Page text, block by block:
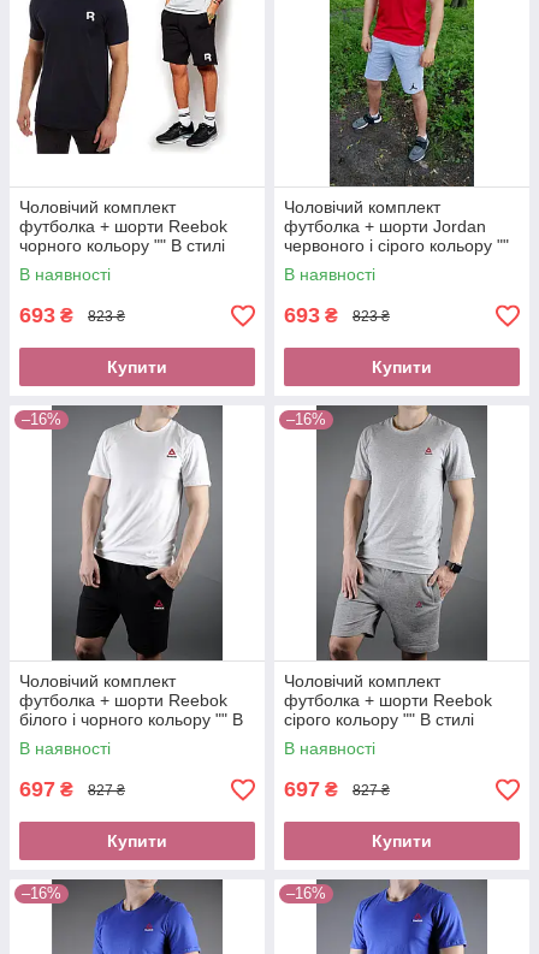
Чоловічий комплект
футболка + шорти Reebok
чорного кольору "" В стилі
Reebok ""
В наявності
693 ₴ 823 ₴
Купити
Чоловічий комплект
футболка + шорти Jordan
червоного і сірого кольору ""
В стилі Jordan ""
В наявності
693 ₴ 823 ₴
Купити
–16%
Чоловічий комплект
футболка + шорти Reebok
білого і чорного кольору "" В
стилі Reebok ""
В наявності
697 ₴ 827 ₴
Купити
–16%
Чоловічий комплект
футболка + шорти Reebok
сірого кольору "" В стилі
Reebok ""
В наявності
697 ₴ 827 ₴
Купити
–16% –16%